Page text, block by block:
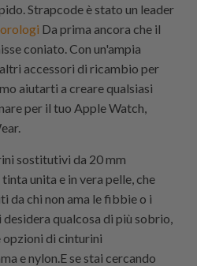
Strapcode è stato un leader
Da prima ancora che il
coniato. Con un'ampia
accessori di ricambio per
aiutarti a creare qualsiasi
per il tuo Apple Watch,
sostitutivi da 20 mm
unita e in vera pelle, che
da chi non ama le fibbie o i
qualcosa di più sobrio,
opzioni di cinturini
e nylon.E se stai cercando